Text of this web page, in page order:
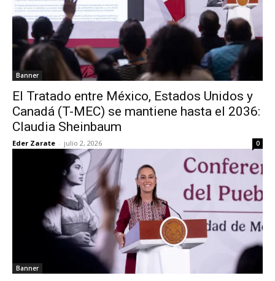
Banner
El Tratado entre México, Estados Unidos y
Canadá (T-MEC) se mantiene hasta el 2036:
Claudia Sheinbaum
Eder Zarate - julio 2, 2026 0
Banner